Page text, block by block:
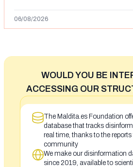
06/08/2026
WOULD YOU BE
ACCESSING OUR
The Maldita.es Foundation
database that tracks
real time, thanks to the
community
We make our disinformation
since 2019, available to